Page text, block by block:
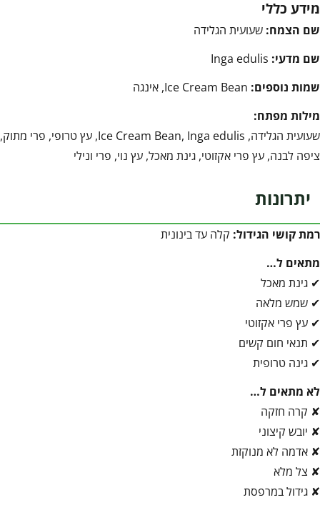
מידע כללי
שם הצמח: שעועית הגלידה
שם מדעי:
שמות נוספים:
מילות מפתח:
שעועית הגלידה, Ice Cream Bean, Inga edulis, עץ טרופי, פרי מתוק,
ציפה לבנה, עץ פרי אקזוטי, גינת מאכל, עץ נוי, פרי ונילי
יתרונות
רמת קושי הגידול: קלה עד בינונית
מתאים ל…
✔ גינת מאכל
✔ שמש מלאה
✔ עץ פרי אקזוטי
✔ תנאי חום קשים
✔ גינה טרופית
לא מתאים ל…
✘ קרה חזקה
✘ יובש קיצוני
✘ אדמה לא מנוקזת
✘ צל מלא
✘ גידול במרפסת